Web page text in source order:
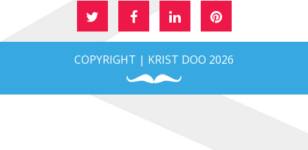
COPYRIGHT | KRIST DOO 2026